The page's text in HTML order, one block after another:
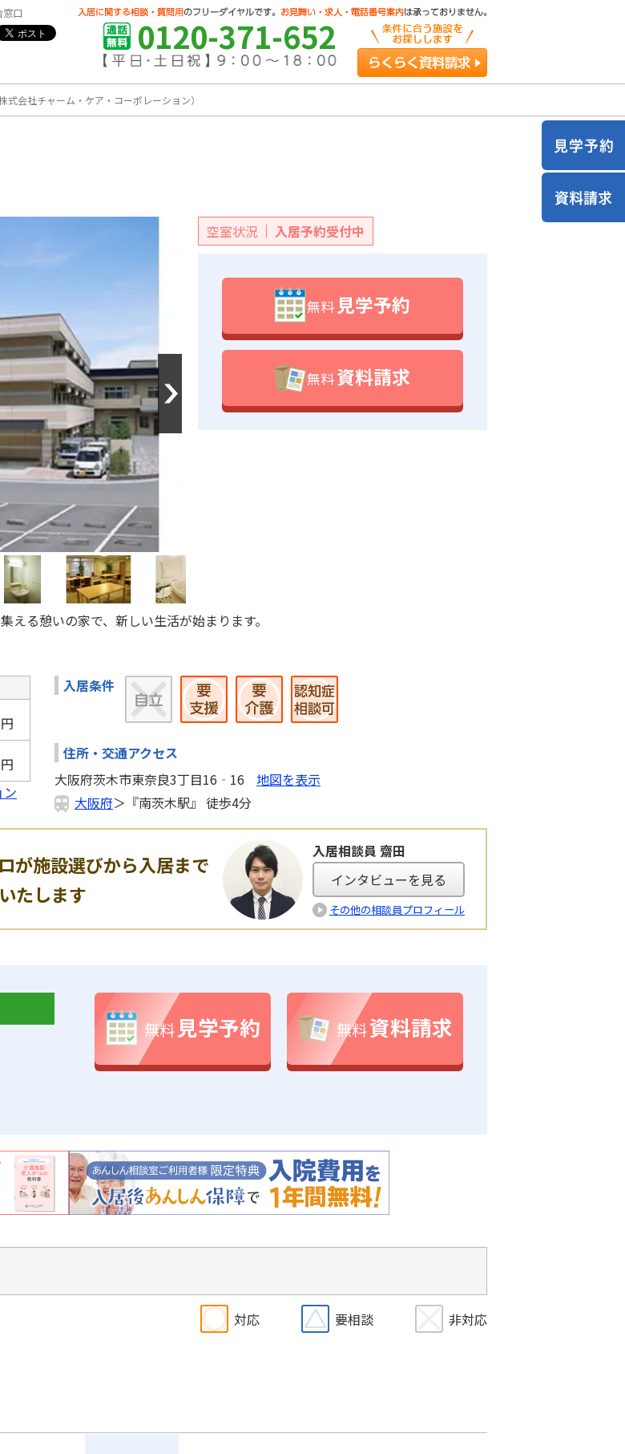
窓口
0120-371-652
式会社チャーム・ケア・コーポレーション）
空室状況 入居予約受付中
無料見学予約
無料資料請求
る憩いの家で、新しい生活が始まります。
入居条件
住所・交通アクセス
大阪府茨木市東奈良3丁目16‐16
地図を表示
大阪府＞『南茨木駅』 徒歩4分
が施設選びから入居まで
たします
入居相談員 齋田
インタビューを見る
その他の相談員プロフィール
無料 見学予約 無料資料請求
対応 要相談 非対応